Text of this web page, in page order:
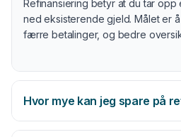
Samle dyr gjeld til ett lån med
Én nedbetaling per måned —
Sammenlign tilbud fra flere
Refinansiering betyr at du tar opp
ned eksisterende gjeld. Målet er
færre betalinger, og bedre
Hvor mye kan jeg spare på